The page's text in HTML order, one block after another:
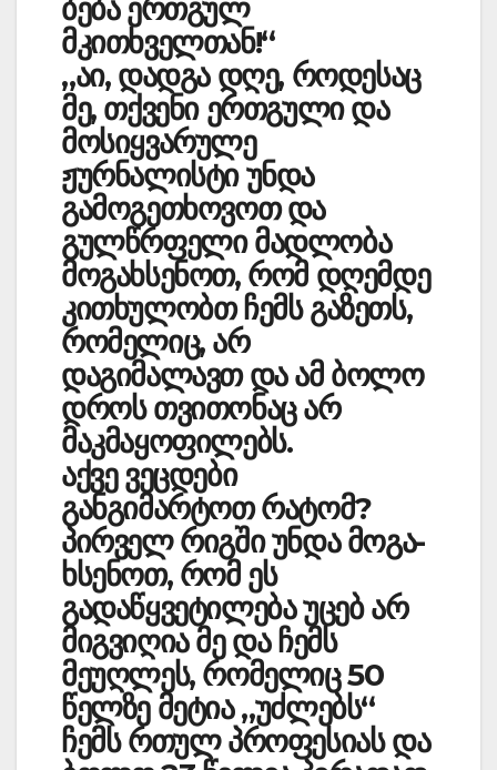
ბება ერთგულ
მკითხველთან!“
„აი, დადგა დღე, როდესაც
მე, თქვენი ერთგული და
მოსიყვარულე
ჟურნალისტი უნდა
გამოგეთხოვოთ და
გულწრფელი მადლობა
მოგახსენოთ, რომ დღემდე
კითხულობთ ჩემს გაზ­ეთს,
რომელიც, არ
დაგიმალავთ და ამ ბოლო
დროს თვითონაც არ
მაკმაყოფილებს.
აქვე ვეცდები
განგიმარტოთ რატომ?
პირველ რიგში უნდა მოგა­
ხსენოთ, რომ ეს
გადაწყვეტილება უცებ არ
მიგვიღია მე და ჩემს
მეუღლეს, რომელიც 50
წელზე მეტია „უძლებს“
ჩემს რთულ პროფესიას და